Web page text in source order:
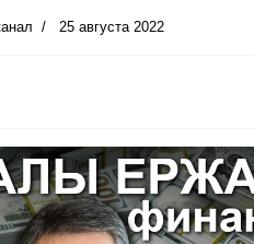
25 августа 2022